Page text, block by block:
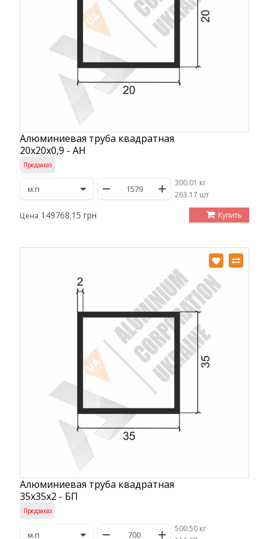
Алюминиевая труба квадратная
20х20х0,9 - АН
Предзаказ
300.01 кг
/263.17 шт
Цена 149768.15 грн Купить
Алюминиевая труба квадратная
35х35х2 - БП
Предзаказ
500.50 кг